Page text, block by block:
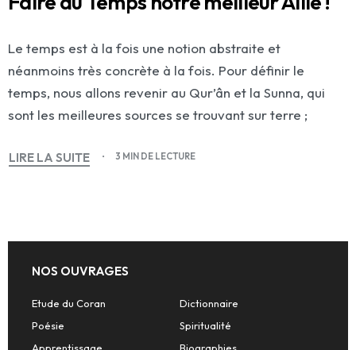
Le temps est à la fois une notion abstraite et
néanmoins très concrète à la fois. Pour définir le
temps, nous allons revenir au Qur’ân et la Sunna, qui
sont les meilleures sources se trouvant sur terre ;
LIRE LA SUITE 3 MIN DE LECTURE
NOS OUVRAGES
Etude du Coran
Dictionnaire
Poésie
Spiritualité